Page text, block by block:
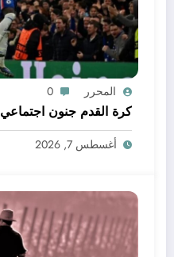
المحرر 0
كرة القدم جنون اجتماعي
أغسطس 7, 2026